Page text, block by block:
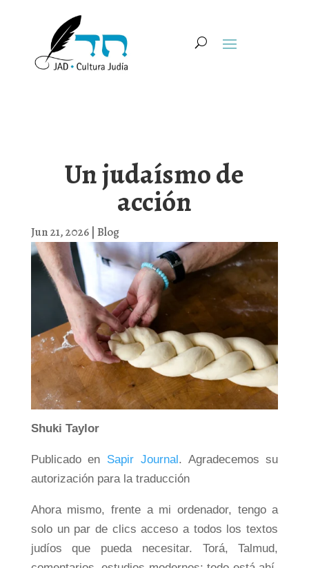
Un judaísmo de
acción
Jun 21, 2026| Blog
Shuki Taylor
Publicado en Sapir Journal. Agradecemos su
autorización para la traducción
Ahora mismo, frente a mi ordenador, tengo a
solo un par de clics acceso a todos los textos
judíos que pueda necesitar. Torá, Talmud,